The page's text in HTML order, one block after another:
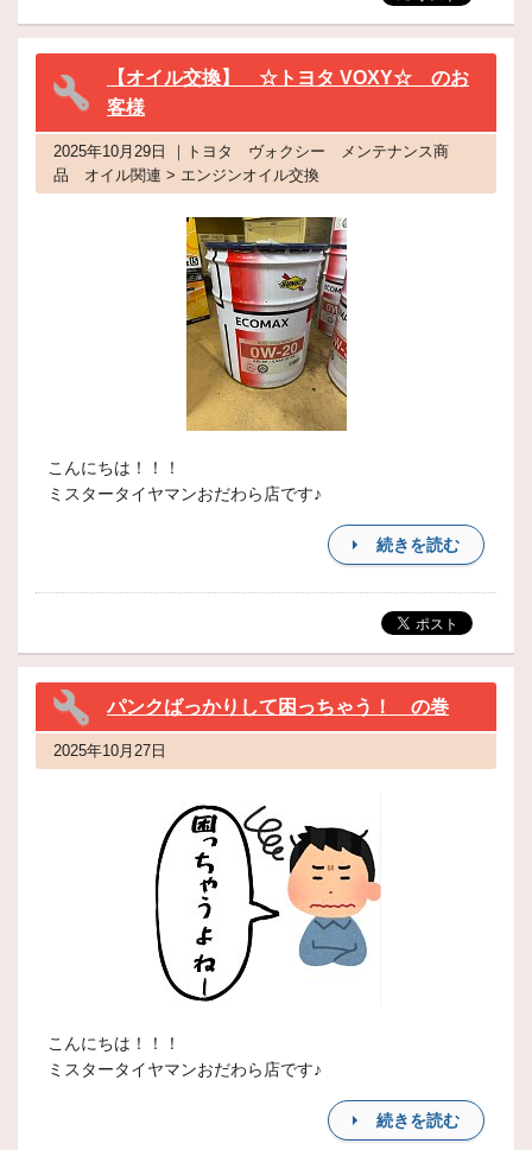
【オイル交換】 ☆トヨタ VOXY☆ のお
客様
2025年10月29日 ｜トヨタ ヴォクシー メンテナンス商
品 オイル関連 > エンジンオイル交換
こんにちは！！！
ミスタータイヤマンおだわら店です♪
続きを読む
パンクばっかりして困っちゃう！ の巻
2025年10月27日
こんにちは！！！
ミスタータイヤマンおだわら店です♪
続きを読む